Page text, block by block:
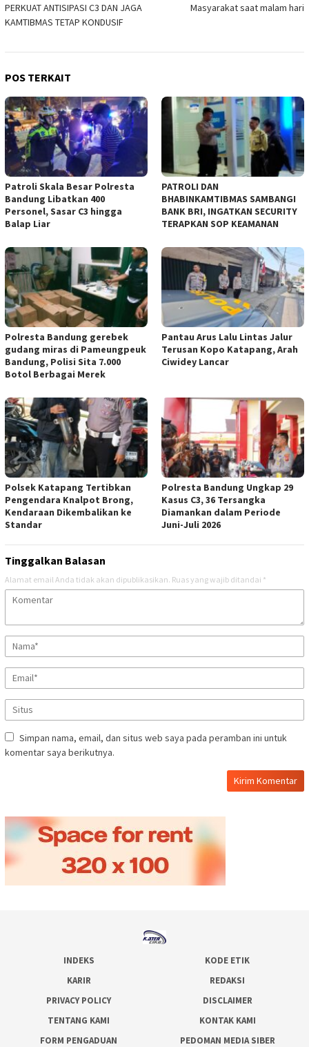
PERKUAT ANTISIPASI C3 DAN JAGA
KAMTIBMAS TETAP KONDUSIF
Masyarakat saat malam hari
POS TERKAIT
Patroli Skala Besar Polresta
Bandung Libatkan 400
Personel, Sasar C3 hingga
Balap Liar
‎PATROLI DAN
BHABINKAMTIBMAS SAMBANGI
BANK BRI, INGATKAN SECURITY
TERAPKAN SOP KEAMANAN
Polresta Bandung gerebek
gudang miras di Pameungpeuk
Bandung, Polisi Sita 7.000
Botol Berbagai Merek
Pantau Arus Lalu Lintas Jalur
Terusan Kopo Katapang, Arah
Ciwidey Lancar
Polsek Katapang Tertibkan
Pengendara Knalpot Brong,
Kendaraan Dikembalikan ke
Standar
Polresta Bandung Ungkap 29
Kasus C3, 36 Tersangka
Diamankan dalam Periode
Juni-Juli 2026
Tinggalkan Balasan
Alamat email Anda tidak akan dipublikasikan. Ruas yang wajib ditandai *
Simpan nama, email, dan situs web saya pada peramban ini untuk
komentar saya berikutnya.
INDEKS
KODE ETIK
KARIR
REDAKSI
PRIVACY POLICY
DISCLAIMER
TENTANG KAMI
KONTAK KAMI
FORM PENGADUAN
PEDOMAN MEDIA SIBER